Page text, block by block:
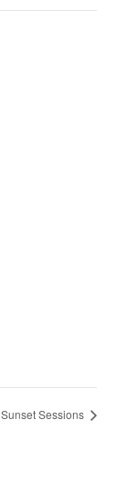
Sunset Sessions